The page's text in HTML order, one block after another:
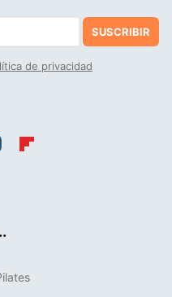
SUSCRIBIR
de privacidad